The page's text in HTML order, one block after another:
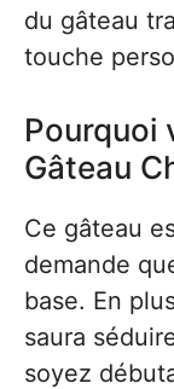
du gâteau
touche
Pourquoi
Gâteau
Ce gâteau
demande
base. En
saura
soyez